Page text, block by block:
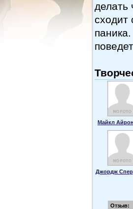
делать
сходит
Майкл
Джордж
Отзыв: